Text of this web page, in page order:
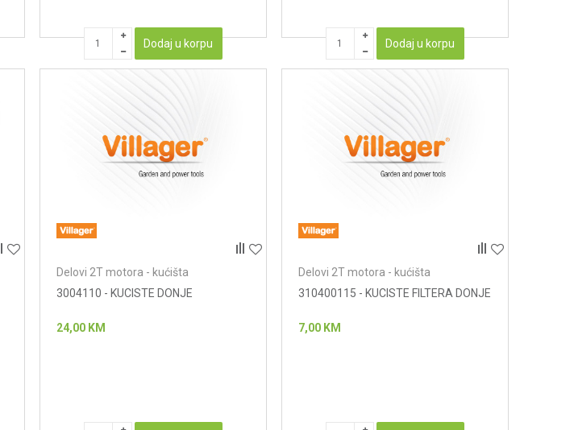
Dodaj u korpu Dodaj u korpu
Delovi 2T motora - kućišta
3004110 - KUCISTE DONJE
24,00 KM
Delovi 2T motora - kućišta
310400115 - KUCISTE FILTERA DONJE
7,00 KM